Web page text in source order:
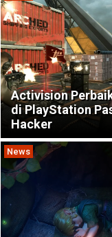
Activision
di PlayStation
Hacker
News